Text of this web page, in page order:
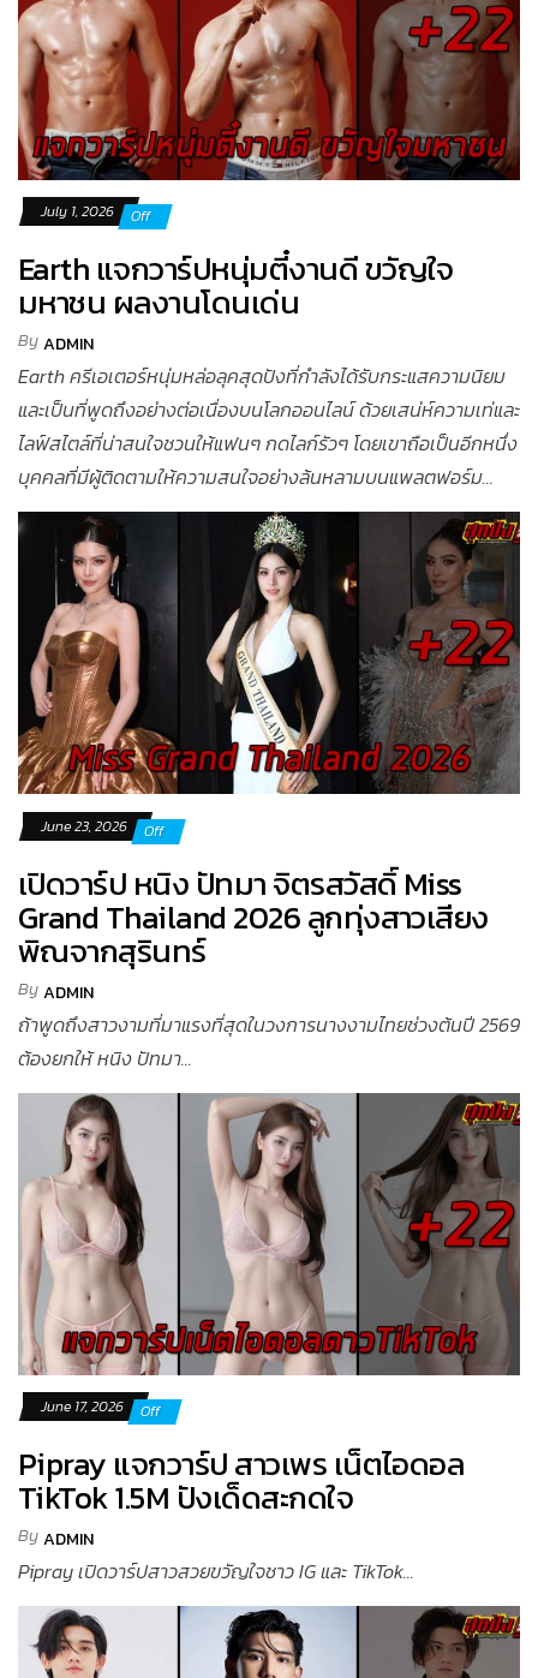
July 1, 2026 Off
Earth แจกวาร์ปหนุ่มตี๋งานดี ขวัญใจ
มหาชน ผลงานโดนเด่น
ByADMIN
Earth ครีเอเตอร์หนุ่มหล่อลุคสุดปังที่กำลังได้รับกระแสความนิยม
และเป็นที่พูดถึงอย่างต่อเนื่องบนโลกออนไลน์ ด้วยเสน่ห์ความเท่และ
ไลฟ์สไตล์ที่น่าสนใจชวนให้แฟนๆ กดไลก์รัวๆ โดยเขาถือเป็นอีกหนึ่ง
บุคคลที่มีผู้ติดตามให้ความสนใจอย่างล้นหลามบนแพลตฟอร์ม...
June 23, 2026 Off
เปิดวาร์ป หนิง ปัทมา จิตรสวัสดิ์ Miss
Grand Thailand 2026 ลูกทุ่งสาวเสียง
พิณจากสุรินทร์
ByADMIN
ถ้าพูดถึงสาวงามที่มาแรงที่สุดในวงการนางงามไทยช่วงต้นปี 2569
ต้องยกให้ หนิง ปัทมา...
June 17, 2026 Off
Pipray แจกวาร์ป สาวเพร เน็ตไอดอล
TikTok 1.5M ปังเด็ดสะกดใจ
ByADMIN
Pipray เปิดวาร์ปสาวสวยขวัญใจชาว IG และ TikTok...